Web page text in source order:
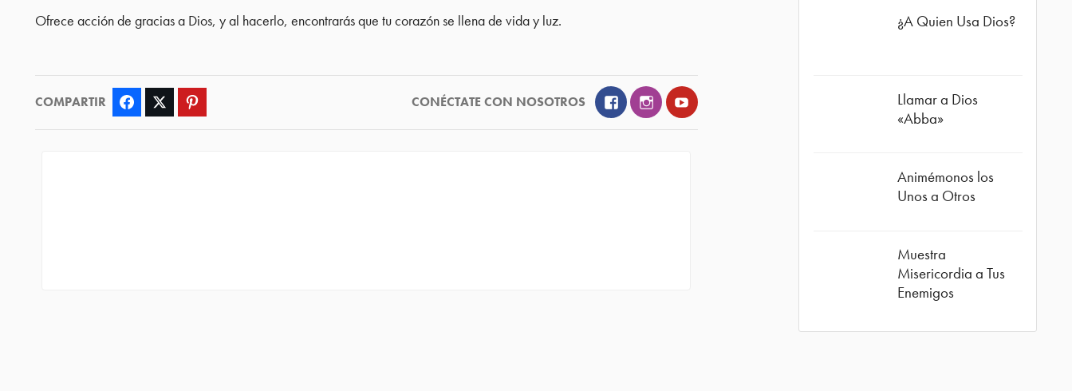
Ofrece acción de gracias a Dios, y al hacerlo, encontrarás que tu corazón se llena de vida y luz.
COMPARTIR Facebook Twitter CONÉCTATE CON NOSOTROS FacebookInstagramYouTube
¿A Quien Usa Dios?
Llamar a Dios
«Abba»
Animémonos los
Unos a Otros
Muestra
Misericordia a Tus
Enemigos